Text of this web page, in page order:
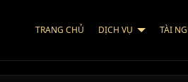
TRANG CHỦ DỊCH VỤ TÀI